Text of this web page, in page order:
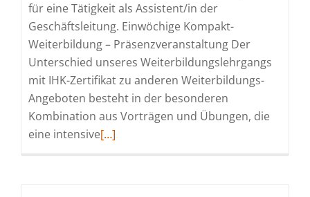
für eine Tätigkeit als Assistent/in der
Geschäftsleitung. Einwöchige Kompakt-
Weiterbildung – Präsenzveranstaltung Der
Unterschied unseres Weiterbildungslehrgangs
mit IHK-Zertifikat zu anderen Weiterbildungs-
Angeboten besteht in der besonderen
Kombination aus Vorträgen und Übungen, die
eine intensiveRead
[…]